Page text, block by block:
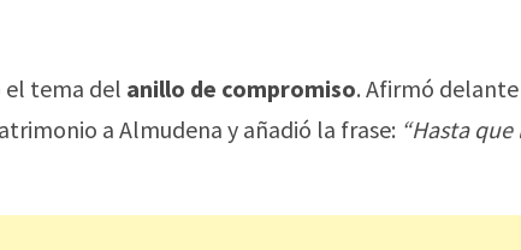
el tema del anillo de compromiso. Afirmó
a Almudena y añadió la frase: “Hasta